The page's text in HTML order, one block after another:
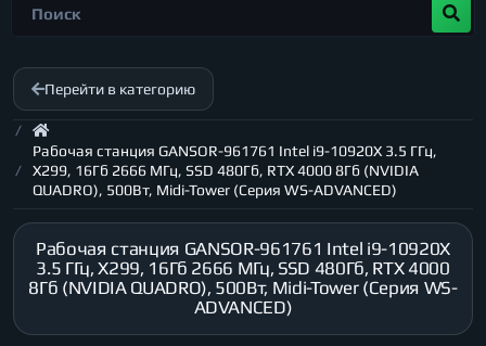
Перейти в категорию
Рабочая станция GANSOR-961761 Intel i9-10920X 3.5 ГГц,
X299, 16Гб 2666 МГц, SSD 480Гб, RTX 4000 8Гб (NVIDIA
QUADRO), 500Вт, Midi-Tower (Серия WS-ADVANCED)
Рабочая станция GANSOR-961761 Intel i9-10920X
3.5 ГГц, X299, 16Гб 2666 МГц, SSD 480Гб, RTX 4000
8Гб (NVIDIA QUADRO), 500Вт, Midi-Tower (Серия WS-
ADVANCED)